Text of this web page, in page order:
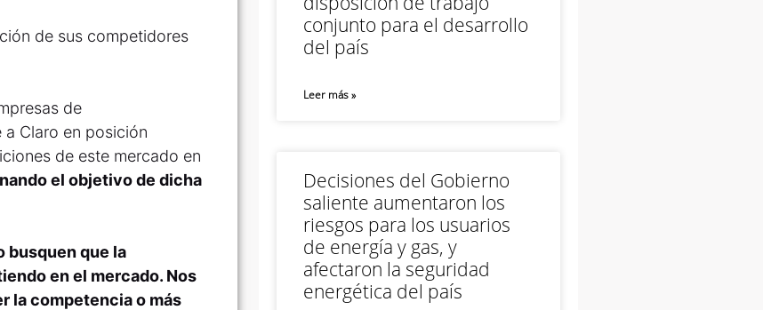
de sus competidores
de
Claro en posición
de este mercado en
el objetivo de dicha
busquen que la
en el mercado. Nos
la competencia o más
conjunto para el desarrollo
del país
Leer más »
Decisiones del Gobierno
saliente aumentaron los
riesgos para los usuarios
de energía y gas, y
afectaron la seguridad
energética del país